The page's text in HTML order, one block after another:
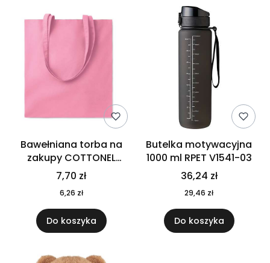
Bawełniana torba na
zakupy COTTONEL
COLOUR++ MO9846-11
7,70 zł
6,26 zł
Do koszyka
Butelka motywacyjna
1000 ml RPET V1541-03
36,24 zł
29,46 zł
Do koszyka